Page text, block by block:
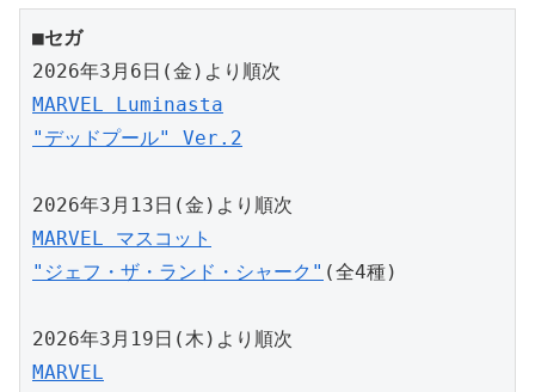
■セガ
2026年3月6日(金)より順次
MARVEL Luminasta
"デッドプール" Ver.2
2026年3月13日(金)より順次
MARVEL マスコット
"ジェフ・ザ・ランド・シャーク" (全4種)
2026年3月19日(木)より順次
MARVEL